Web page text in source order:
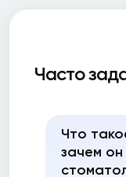
Часто
Что
зачем